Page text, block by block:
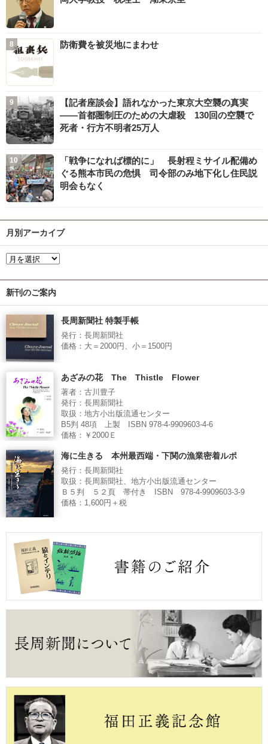
防衛費を被災地にまわせ
【記者座談会】語れなかった東京大空襲の真実
――首都圏制圧のための大虐殺 130回の空襲で
死者・行方不明者25万人
「戦争になれば標的に」 長射程ミサイル配備め
ぐる熊本市民の危惧 司令部のみ地下化し住民説
明会もなく
月別アーカイブ
新刊のご案内
長周新聞社 特製手帳
発行：長周新聞社
価格：大＝2000円、小＝1500円
あざみの花 The Thistle Flower
著者：古川豊子
発行：長周新聞社
取扱：地方小出版流通センター
B5判 48項 上製 ISBN 978-4-9909603-4-6
価格：￥2000Ｅ
海に生きる 本州最西端・下関の漁業密着ルポ
発行：長周新聞社
取扱：長周新聞社、地方小出版流通センター
Ｂ５判 ５２頁 帯付き ISBN 978-4-9909603-3-9
価格：1,600円＋税